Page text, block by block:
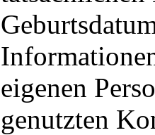
eigenen
genutzten